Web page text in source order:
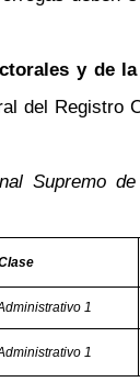
y de
del Registro
Supremo
1
1